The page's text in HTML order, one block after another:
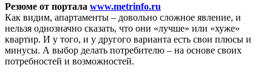
Резюме от портала www.metrinfo.ru
Как видим, апартаменты – довольно сложное явление, и
нельзя однозначно сказать, что они «лучше» или «хуже»
квартир. И у того, и у другого варианта есть свои плюсы и
минусы. А выбор делать потребителю – на основе своих
потребностей и возможностей.